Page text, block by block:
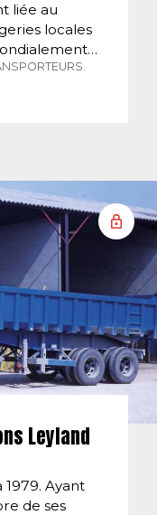
liée au
locales
Leyland
1979. Ayant
de ses